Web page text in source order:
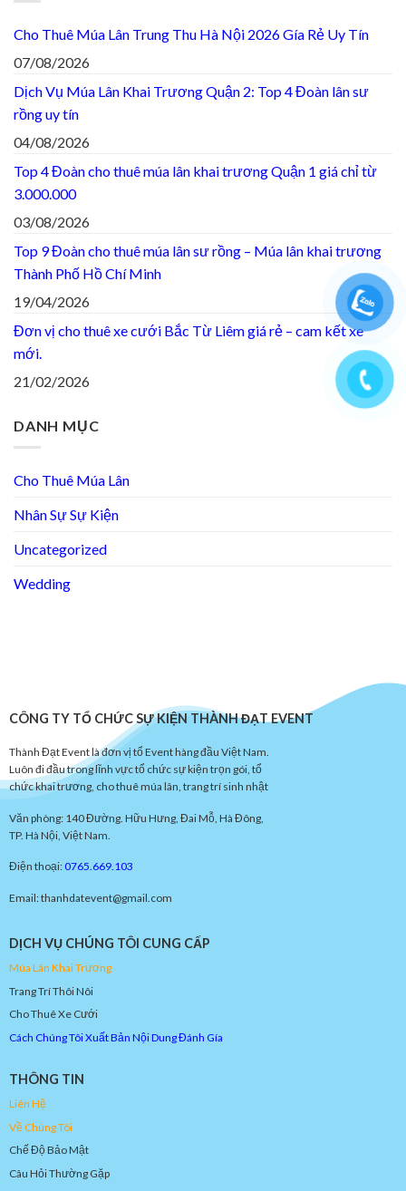
Cho Thuê Múa Lân Trung Thu Hà Nội 2026 Gía Rẻ Uy Tín
07/08/2026
Dịch Vụ Múa Lân Khai Trương Quận 2: Top 4 Đoàn lân sư
rồng uy tín
04/08/2026
Top 4 Đoàn cho thuê múa lân khai trương Quận 1 giá chỉ từ
3.000.000
03/08/2026
Top 9 Đoàn cho thuê múa lân sư rồng – Múa lân khai trương
Thành Phố Hồ Chí Minh
19/04/2026
Đơn vị cho thuê xe cưới Bắc Từ Liêm giá rẻ – cam kết xe
mới.
21/02/2026
DANH MỤC
Cho Thuê Múa Lân
Nhân Sự Sự Kiện
Uncategorized
Wedding
CÔNG TY TỔ CHỨC SỰ KIỆN THÀNH ĐẠT EVENT
Thành Đạt Event là đơn vị tổ Event hàng đầu Việt Nam.
Luôn đi đầu trong lĩnh vực tổ chức sự kiện trọn gói, tổ
chức khai trương, cho thuê múa lân, trang trí sinh nhật
Văn phòng: 140 Đường. Hữu Hưng, Đai Mỗ, Hà Đông,
TP. Hà Nội, Việt Nam.
Điện thoại:0765.669.103
Email: thanhdatevent@gmail.com
DỊCH VỤ CHÚNG TÔI CUNG CẤP
Múa Lân KhaiTrương
Trang Trí Thôi Nôi
Cho Thuê Xe Cưới
Cách Chúng Tôi Xuất Bản Nội Dung Đánh Gía
THÔNG TIN
Liên Hệ
Về Chúng Tôi
Chế Độ Bảo Mật
Câu Hỏi Thường Gặp